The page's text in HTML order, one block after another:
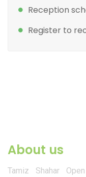
Reception
Register to
About us
Tamiz Shahar